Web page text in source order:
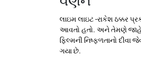
લાઇમ લાઇટ -રાકેશ ઠક્કર
આવતો હતો. અને તેમણે જાહેર
ફિલ્મની નિષ્ફળતાનો
ગયા છે.